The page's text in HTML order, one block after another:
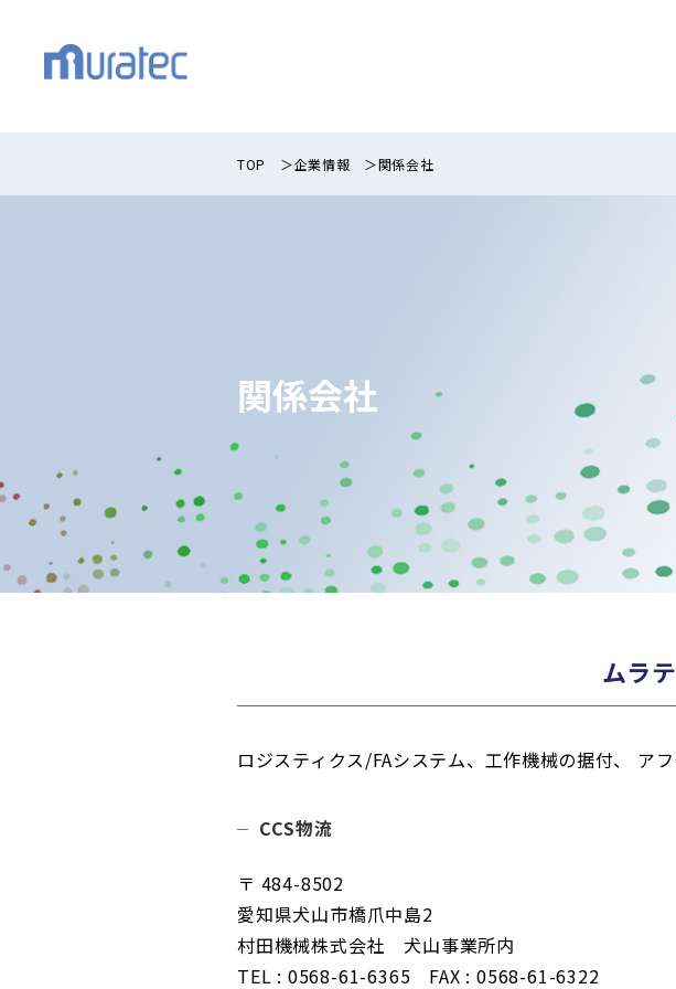
TOP ＞企業情報 ＞関係会社
関係会社
ムラ
ロジスティクス/FAシステム、工作機械の据付、 ア
CCS物流
〒 484-8502
愛知県犬山市橋爪中島2
村田機械株式会社 犬山事業所内
TEL : 0568-61-6365 FAX : 0568-61-6322